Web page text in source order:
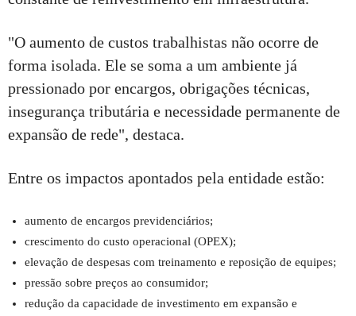
"O aumento de custos trabalhistas não ocorre de
forma isolada. Ele se soma a um ambiente já
pressionado por encargos, obrigações técnicas,
insegurança tributária e necessidade permanente de
expansão de rede", destaca.
Entre os impactos apontados pela entidade estão:
aumento de encargos previdenciários;
crescimento do custo operacional (OPEX);
elevação de despesas com treinamento e reposição de equipes;
pressão sobre preços ao consumidor;
redução da capacidade de investimento em expansão e